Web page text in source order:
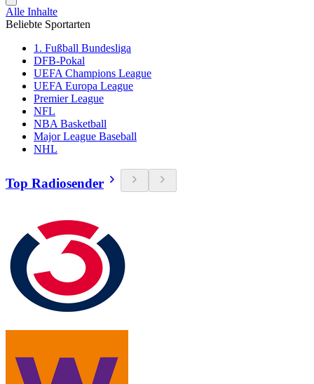
Alle Inhalte
Beliebte Sportarten
1. Fußball Bundesliga
DFB-Pokal
UEFA Champions League
UEFA Europa League
Premier League
NFL
NBA Basketball
Major League Baseball
NHL
Top Radiosender